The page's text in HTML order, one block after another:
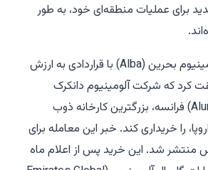
برای عملیات منطقه‌ای خود، به طور
در ۲ ژوئن، شرکت آلومینیوم بحرین (Alba) با قراردادی به ارزش
کرد که شرکت آلومینیوم دانکرک
(Aluminium Dunkerque) فرانسه، بزرگترین کارخانه ذوب
را خریداری کند. خبر این معامله برای
منتشر شد. این خرید پس از اعلام ماه